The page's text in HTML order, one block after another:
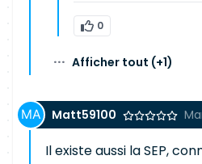
0
··· Afficher tout (+1)
Matt59100
Il existe aussi la SEP,